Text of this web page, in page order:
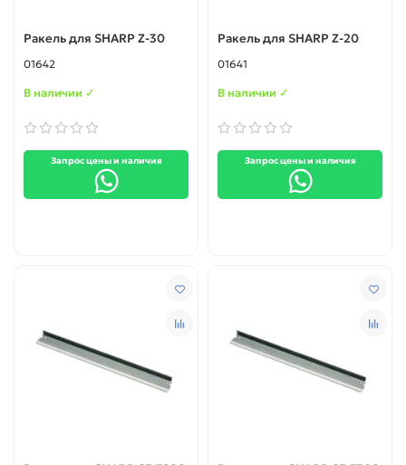
Ракель для SHARP Z-30
01642
В наличии ✓
Запрос цены и наличия
Ракель для SHARP Z-20
01641
В наличии ✓
Запрос цены и наличия